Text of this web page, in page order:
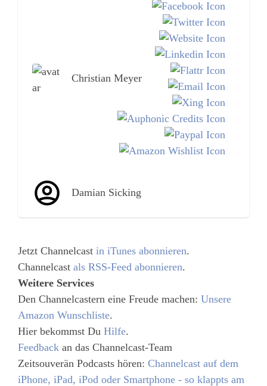
Christian Meyer
Damian Sicking
Jetzt Channelcast in iTunes abonnieren.
Channelcast als RSS-Feed abonnieren.
Weitere Services
Den Channelcastern eine Freude machen: Unsere
Amazon Wunschliste.
Hier bekommst Du Hilfe.
Feedback an das Channelcast-Team
Zeitsouverän Podcasts hören: Channelcast auf dem
iPhone, iPad, iPod oder Smartphone - so klappts am